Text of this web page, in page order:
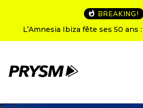
BREAKING!
L’Amnesia Ibiza fête ses 50 ans
soirées